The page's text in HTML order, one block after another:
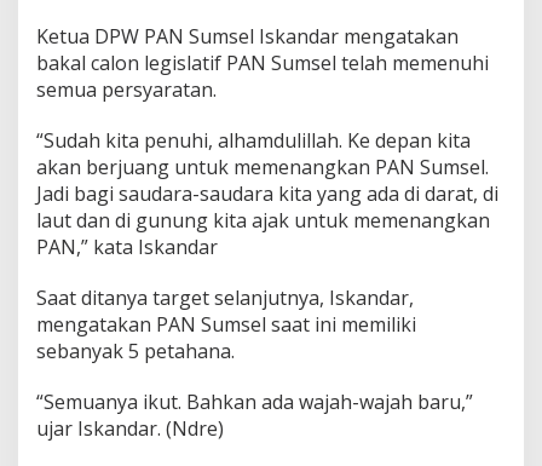
Ketua DPW PAN Sumsel Iskandar mengatakan
bakal calon legislatif PAN Sumsel telah memenuhi
semua persyaratan.
“Sudah kita penuhi, alhamdulillah. Ke depan kita
akan berjuang untuk memenangkan PAN Sumsel.
Jadi bagi saudara-saudara kita yang ada di darat, di
laut dan di gunung kita ajak untuk memenangkan
PAN,” kata Iskandar
Saat ditanya target selanjutnya, Iskandar,
mengatakan PAN Sumsel saat ini memiliki
sebanyak 5 petahana.
“Semuanya ikut. Bahkan ada wajah-wajah baru,”
ujar Iskandar. (Ndre)